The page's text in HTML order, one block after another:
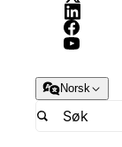
Norsk